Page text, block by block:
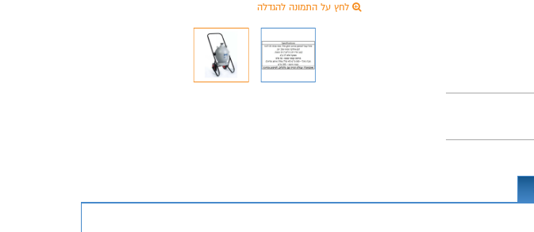
לחץ על התמונה להגדלה